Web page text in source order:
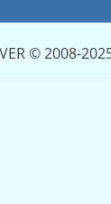
© 2008-